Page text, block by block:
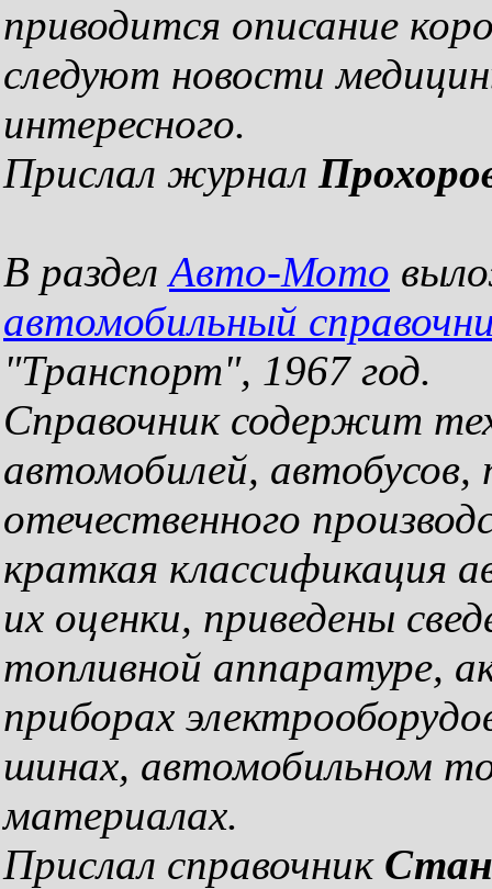
приводится описание
следуют новости
интересного.
Прислал журнал
В разделАвто-Мото
автомобильный
"Транспорт", 1967 год.
Справочник содержит
автомобилей, автобусов,
отечественного
краткая классификация
их оценки, приведены
топливной аппаратуре,
приборах
шинах, автомобильном
материалах.
Прислал справочник